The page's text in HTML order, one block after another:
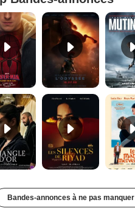
Spider-Man: Brand New Day Bande-annonce VO STFR L'Odyssée Bande-annonce VO STFR
Les Silences de Riyad Bande-annonce VO STFR
Bandes-annonces à ne pas manquer